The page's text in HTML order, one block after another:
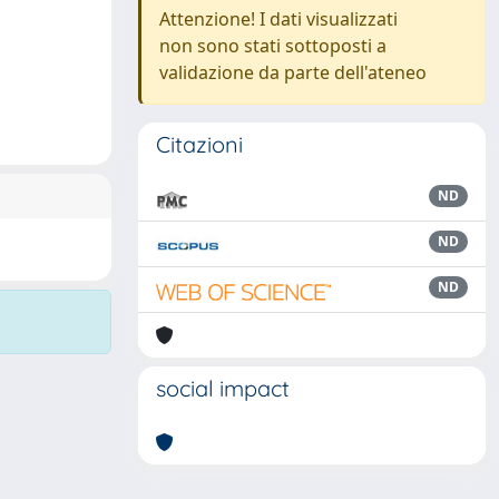
Attenzione! I dati visualizzati
non sono stati sottoposti a
validazione da parte dell'ateneo
Citazioni
ND
ND
ND
social impact